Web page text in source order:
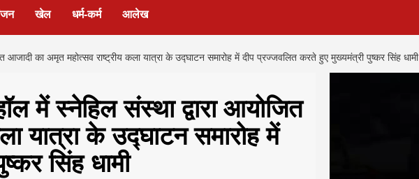
खेल धर्म-कर्म आलेख
का अमृत महोत्सव राष्ट्रीय कला यात्रा के उद्घाटन समारोह में दीप प्रज्जवलित करते हुए मुख्यमंत्री पुष्कर सिंह धामी
में स्नेहिल संस्था द्वारा आयोजित
यात्रा के उद्घाटन समारोह में
सिंह धामी